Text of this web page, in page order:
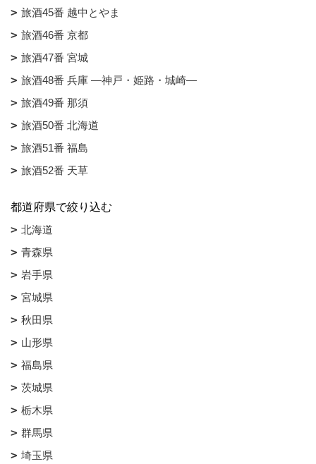
旅酒45番 越中とやま
旅酒46番 京都
旅酒47番 宮城
旅酒48番 兵庫 ―神戸・姫路・城崎―
旅酒49番 那須
旅酒50番 北海道
旅酒51番 福島
旅酒52番 天草
都道府県で絞り込む
北海道
青森県
岩手県
宮城県
秋田県
山形県
福島県
茨城県
栃木県
群馬県
埼玉県